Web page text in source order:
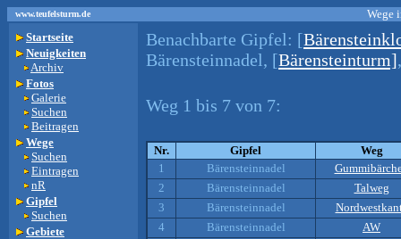
www.teufelsturm.de
Wege
Startseite
Neuigkeiten
Archiv
Fotos
Galerie
Suchen
Beitragen
Wege
Suchen
Eintragen
nR
Gipfel
Suchen
Gebiete
Benachbarte Gipfel: [
Bärensteinnadel, [Bärensteinturm]
Weg 1 bis 7 von 7:
Nr. Gipfel
Weg
1
Bärensteinnadel
2
Bärensteinnadel
Talweg
3
Bärensteinnadel
4
Bärensteinnadel
AW